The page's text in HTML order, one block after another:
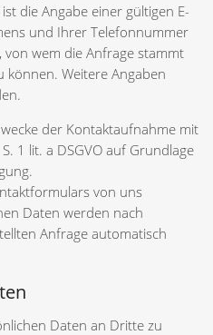
die Angabe einer gültigen E-
und Ihrer Telefonnummer
wem die Anfrage stammt
Weitere Angaben
der Kontaktaufnahme mit
1 lit. a DSGVO auf Grundlage
von uns
Daten werden nach
Anfrage automatisch
Daten an Dritte zu